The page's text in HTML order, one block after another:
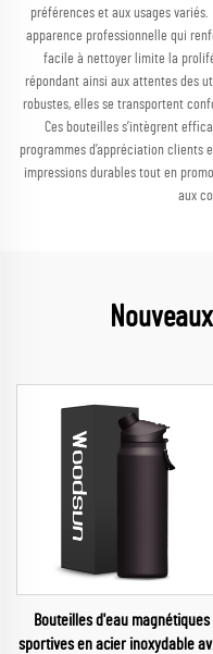
préférences et aux usages
apparence professionnelle qui
facile à nettoyer limite la
répondant ainsi aux attentes des
robustes, elles se transportent
Ces bouteilles s’intègrent
programmes d’appréciation clients
impressions durables tout en
aux
Bouteilles d'eau magnétiques
sportives en acier inoxydable